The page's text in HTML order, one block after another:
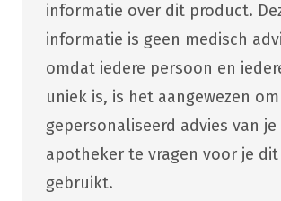
informatie over dit product.
informatie is geen medisch
omdat iedere persoon en
uniek is, is het aangewezen
gepersonaliseerd advies van
apotheker te vragen voor je
gebruikt.